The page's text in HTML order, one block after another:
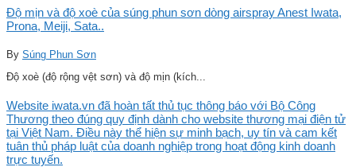
Độ mịn và độ xoè của súng phun sơn dòng airspray Anest Iwata,
Prona, Meiji, Sata..
By Súng Phun Sơn
Độ xoè (độ rộng vệt sơn) và độ mịn (kích...
Website iwata.vn đã hoàn tất thủ tục thông báo với Bộ Công
Thương theo đúng quy định dành cho website thương mại điện tử
tại Việt Nam. Điều này thể hiện sự minh bạch, uy tín và cam kết
tuân thủ pháp luật của doanh nghiệp trong hoạt động kinh doanh
trực tuyến.